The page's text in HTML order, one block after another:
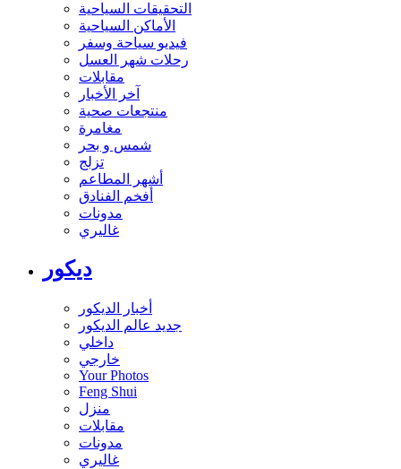
التحقيقات السياحية
الأماكن السياحية
فيديو سياحة وسفر
رحلات شهر العسل
مقابلات
آخر الأخبار
منتجعات صحية
مغامرة
شمس و بحر
تزلج
أشهر المطاعم
أفخم الفنادق
مدونات
غاليري
ديكور
أخبار الديكور
جديد عالم الديكور
داخلي
خارجي
Your Photos
Feng Shui
منزل
مقابلات
مدونات
غاليري